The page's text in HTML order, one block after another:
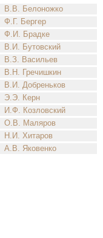
В.В. Белоножко
Ф.Г. Бергер
Ф.И. Брадке
В.И. Бутовский
В.З. Васильев
В.Н. Гречишкин
В.И. Добреньков
Э.Э. Керн
И.Ф. Козловский
О.В. Маляров
Н.И. Хитаров
А.В. Яковенко